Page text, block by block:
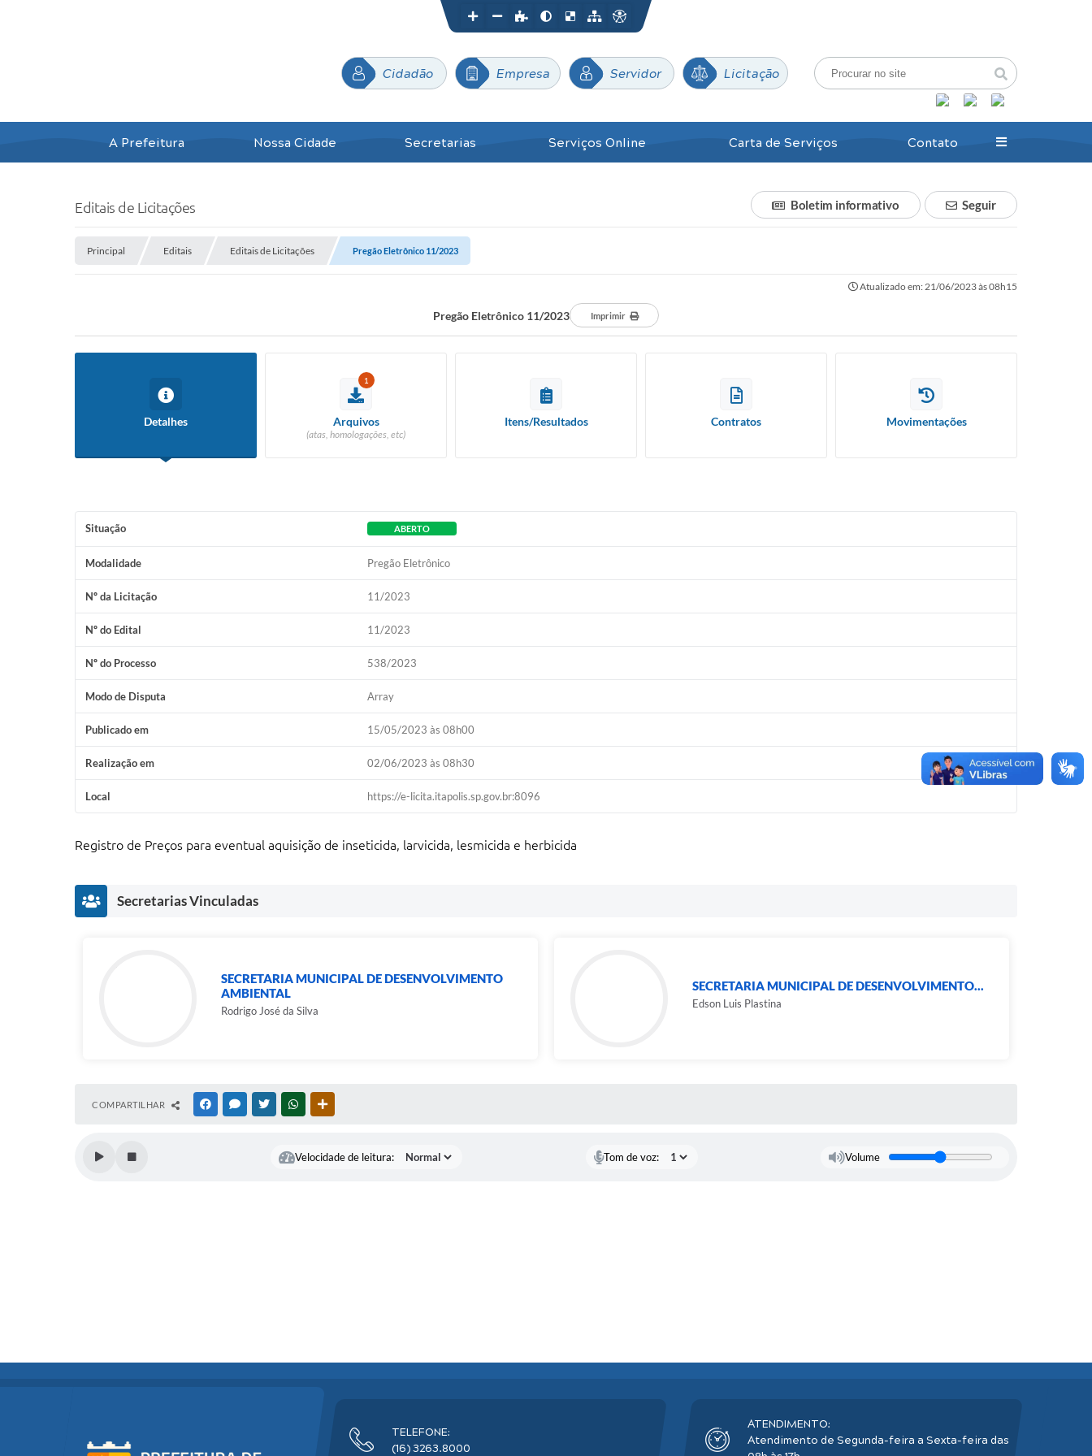
Cidadão Empresa Servidor Licitação
A Prefeitura Nossa Cidade Secretarias Serviços Online Carta de Serviços Contato
Editais de Licitações Seguir
Boletim informativo
Principal Editais Editais de Licitações Pregão Eletrônico 11/2023
Atualizado em: 21/06/2023 às 08h15
Pregão Eletrônico 11/2023 Imprimir
Detalhes
1
Arquivos
(atas, homologações, etc)
Itens/Resultados Contratos Movimentações
Situação ABERTO
Modalidade Pregão Eletrônico
Nº da Licitação 11/2023
Nº do Edital 11/2023
Nº do Processo 538/2023
Modo de Disputa Array
Publicado em 15/05/2023 às 08h00
Realização em 02/06/2023 às 08h30
Local https://e-licita.itapolis.sp.gov.br:8096
Registro de Preços para eventual aquisição de inseticida, larvicida, lesmicida e herbicida
Secretarias Vinculadas
SECRETARIA MUNICIPAL DE DESENVOLVIMENTO
AMBIENTAL
Rodrigo José da Silva
SECRETARIA MUNICIPAL DE DESENVOLVIMENTO...
Edson Luis Plastina
COMPARTILHAR FACEBOOKMESSENGER
TWITTERWHATSAPP
Velocidade de leitura: Tom de voz: Volume
TELEFONE:
(16) 3263.8000
ATENDIMENTO:
Atendimento de Segunda-feira a Sexta-feira das